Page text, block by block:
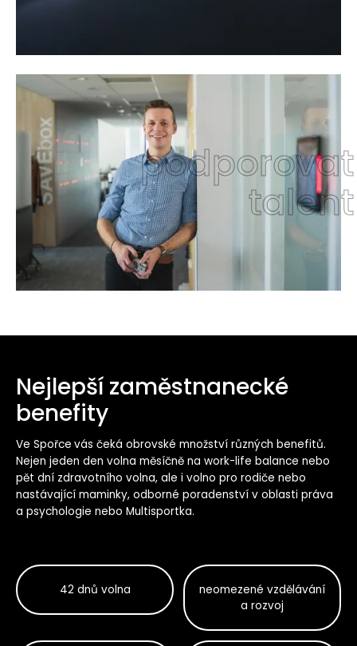
podporovat
talent
Nejlepší zaměstnanecké
benefity
Ve Spořce vás čeká obrovské množství různých benefitů.
Nejen jeden den volna měsíčně na work-life balance nebo
pět dní zdravotního volna, ale i volno pro rodiče nebo
nastávající maminky, odborné poradenství v oblasti práva
a psychologie nebo Multisportka.
42 dnů volna
neomezené vzdělávání
a rozvoj